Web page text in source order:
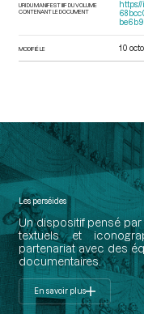
URI DU MANIFEST IIIF DU VOLUME
CONTENANT LE DOCUMENT
MODIFIÉ LE 10
Les perséides
Un dispositif pensé
textuels et
partenariat avec des
documentaires.
En savoir plus